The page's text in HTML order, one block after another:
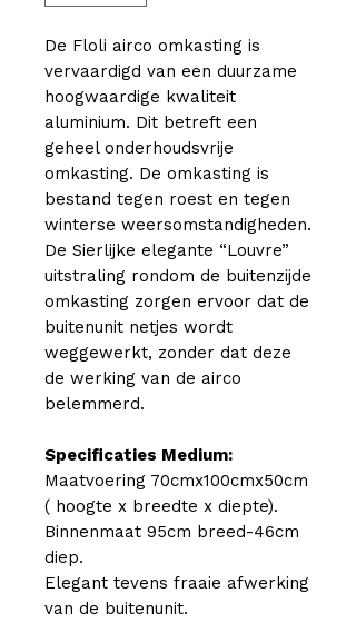
De Floli airco omkasting is
vervaardigd van een duurzame
hoogwaardige kwaliteit
aluminium. Dit betreft een
geheel onderhoudsvrije
omkasting. De omkasting is
bestand tegen roest en tegen
winterse weersomstandigheden.
De Sierlijke elegante “Louvre”
uitstraling rondom de buitenzijde
omkasting zorgen ervoor dat de
buitenunit netjes wordt
weggewerkt, zonder dat deze
de werking van de airco
belemmerd.
Specificaties Medium:
Maatvoering 70cmx100cmx50cm
( hoogte x breedte x diepte).
Binnenmaat 95cm breed-46cm
diep.
Elegant tevens fraaie afwerking
van de buitenunit.